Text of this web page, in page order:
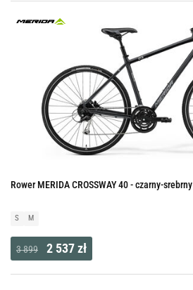
Rower MERIDA CROSSWAY 40 - czarny-srebrny
S M
3 899 2 537 zł